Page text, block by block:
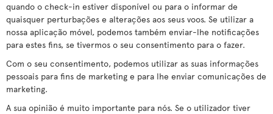
quando o check-in estiver disponível ou para o informar de
quaisquer perturbações e alterações aos seus voos. Se utilizar a
nossa aplicação móvel, podemos também enviar-lhe notificações
para estes fins, se tivermos o seu consentimento para o fazer.
Com o seu consentimento, podemos utilizar as suas informações
pessoais para fins de marketing e para lhe enviar comunicações de
marketing.
A sua opinião é muito importante para nós. Se o utilizador tiver